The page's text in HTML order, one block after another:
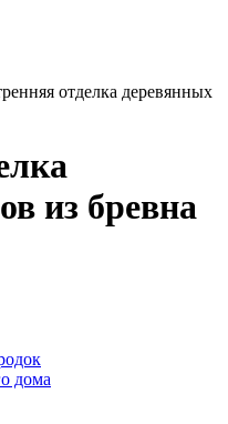
отделка деревянных
из бревна
дома